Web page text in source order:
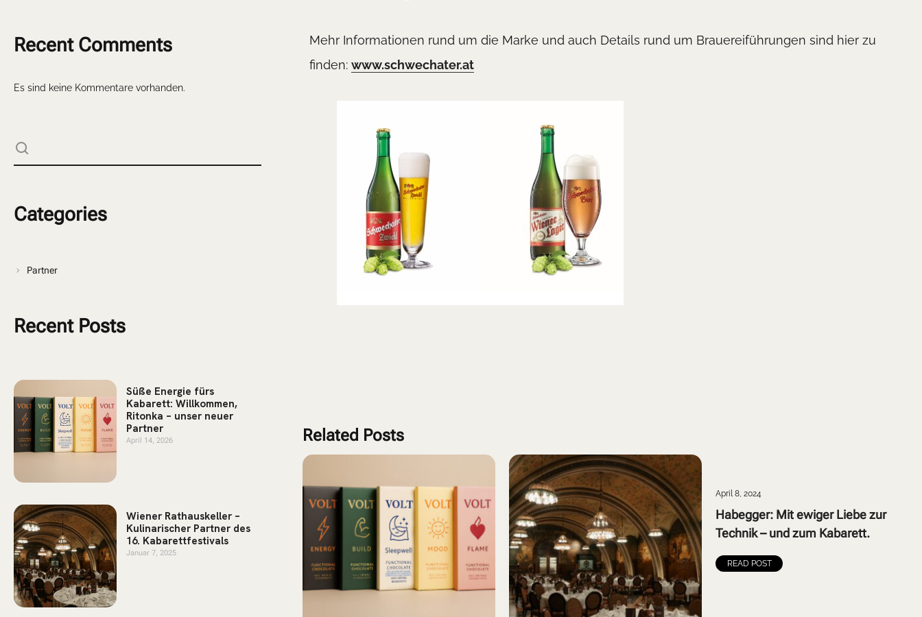
Mehr Informationen rund um die Marke und auch Details rund um Brauereiführungen sind hier zu
finden:www.schwechater.at
Related Posts
April 8, 2024
Habegger: Mit ewiger Liebe zur
Technik – und zum Kabarett.
READ POST
Recent Comments
Es sind keine Kommentare vorhanden.
Categories
Partner
Recent Posts
Süße Energie fürs
Kabarett: Willkommen,
Ritonka – unser neuer
Partner
April 14, 2026
Wiener Rathauskeller –
Kulinarischer Partner des
16. Kabarettfestivals
Januar 7, 2025